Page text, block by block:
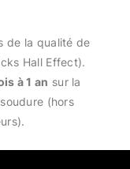
de la qualité de
Hall Effect).
à 1 an sur la
(hors